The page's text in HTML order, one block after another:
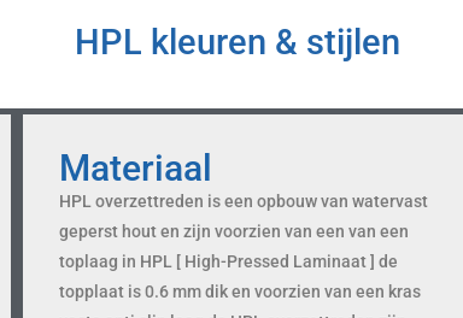
HPL kleuren & stijlen
Materiaal
HPL overzettreden is een opbouw van watervast
geperst hout en zijn voorzien van een van een
toplaag in HPL [ High-Pressed Laminaat ] de
topplaat is 0.6 mm dik en voorzien van een kras